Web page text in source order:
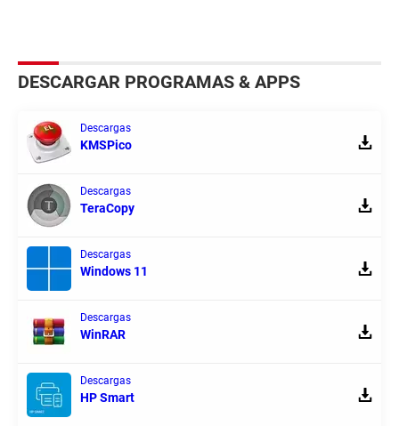
DESCARGAR PROGRAMAS & APPS
Descargas
KMSPico
Descargas
TeraCopy
Descargas
Windows 11
Descargas
WinRAR
Descargas
HP Smart